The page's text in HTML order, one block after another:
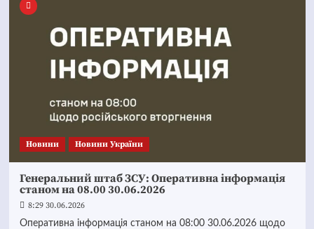
Новини Новини України
Генеральний штаб ЗСУ: Оперативна інформація
станом на 08.00 30.06.2026
8:29 30.06.2026
Оперативна інформація станом на 08:00 30.06.2026 щодо